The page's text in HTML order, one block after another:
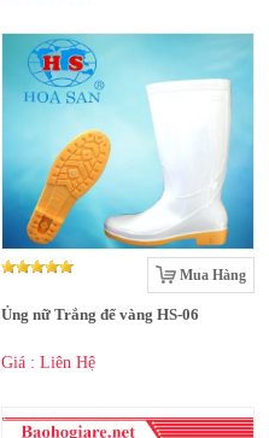
Mua Hàng
Ủng nữ Trắng đế vàng HS-06
Giá : Liên Hệ